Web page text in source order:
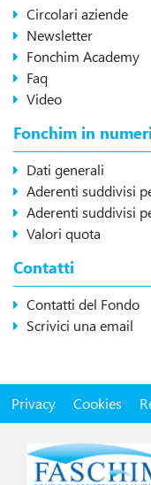
Circolari aziende
Newsletter
Fonchim Academy
Faq
Video
Fonchim in
Dati generali
Aderenti suddivisi
Aderenti suddivisi
Valori quota
Contatti
Contatti del Fondo
Scrivici una email
Privacy Cookies